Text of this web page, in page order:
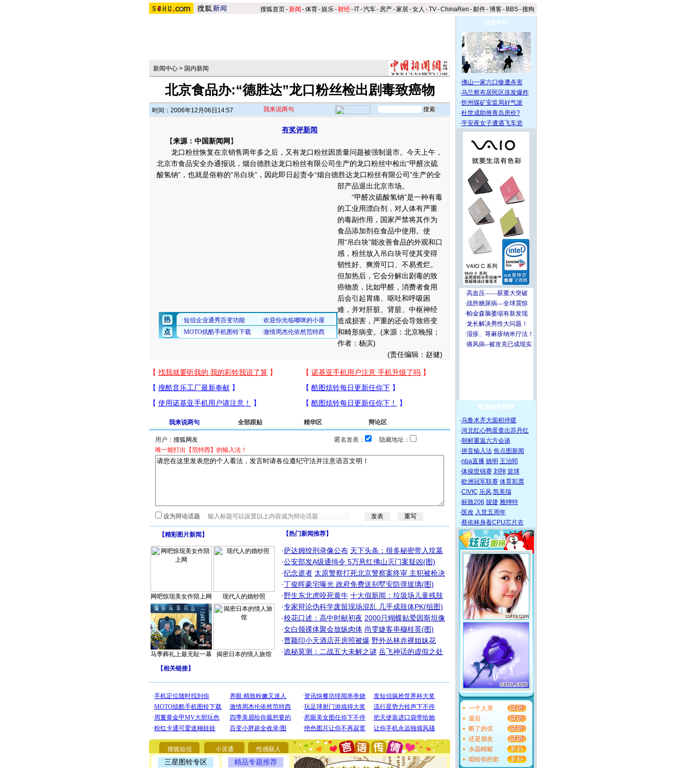
搜狐首页-新闻 -体育-娱乐- 财经- IT-汽车- 房产-家居-女人 -TV-ChinaRen -邮件-博客- BBS-搜狗
新闻中心 > 国内新闻
北京食品办:“德胜达”龙口粉丝检出剧毒致癌物
时间：2006年12月06日14:57 我来说两句
有奖评新闻
【来源：中国新闻网 】
龙口粉丝恢复在京销售两年多之后，又有龙口粉丝因质量问题被强制退市。今天上午，
北京市食品安全办通报说，烟台德胜达龙口粉丝有限公司生产的龙口粉丝中检出“甲醛次硫
酸氢钠”，也就是俗称的“吊白块”，因此即日起责令“烟台德胜达龙口粉丝有限公司”生产的全
部产品退出北京市场。
“甲醛次硫酸氢钠”是一种有毒
的工业用漂白剂，对人体有严重
的毒副作用，国家严禁将其作为
食品添加剂在食品中使用。使
用“吊白块”能改善食品的外观和口
感，粉丝放入吊白块可使其变得
韧性好、爽滑可口、不易煮烂。
但加热后，它会分解出剧毒的致
癌物质，比如甲醛，消费者食用
后会引起胃痛、呕吐和呼吸困
难，并对肝脏、肾脏、中枢神经
造成损害，严重的还会导致癌变
和畸形病变。(来源：北京晚报；
作者：杨滨)
(责任编辑：赵健)
我来说两句 全部跟贴 精华区 辩论区
用户： 匿名发表：
隐藏地址：
唯一能打出【范特西】的输入法！
设为辩论话题
【精彩图片新闻 】
网吧惊现美女作陪上网 现代人的婚纱照
马季葬礼上最无耻一幕 揭密日本的情人旅馆
【热门新闻推荐】
·萨达姆绞刑录像公布 天下头条：很多秘密带入坟墓
·公安部发A级通缉令 5万悬红佛山灭门案疑凶(图)
·纪念逝者 太原警察打死北京警察案终审 主犯被枪决
·丁俊晖豪宅曝光 政府免费送别墅安防弹玻璃(图)
·野生东北虎咬死黄牛 十大假新闻：垃圾场儿童残肢
·专家辩论伪科学废留现场混乱 几乎成肢体PK(组图)
·校花口述：高中时献初夜 2000只蝴蝶贴爱因斯坦像
·女白领祼体聚会放纵肉体 尚雯婕客串穆桂英(图)
·曹颖印小天酒店开房照被爆 野外丛林赤裸姐妹花
·诡秘莫测：二战五大未解之谜 岳飞神话的虚假之处
【相关链接】
搜狐短信 小灵通 性感丽人
三星图铃专区 精品专题推荐
[圣诞节]圣诞节到了，想想没什么送给你的，又不打算给
你太多，只有给你五千万：千万快乐！千万要健康！千万
要平安！千万要知足！千万不要忘记我！
[圣诞节]不只这样的日子才会想起你,而是这样的日子才
能正大光明地骚扰你,告诉你,圣诞要快乐!新年要快乐!天天
点击今日
·佛山一家六口惨遭杀害
·乌兰察布居民区连发爆炸
·忻州煤矿安监局好气派
·杜世成助推青岛房价?
·平安夜女子遭遇飞车党
频道精彩推荐
·乌鲁木齐大面积停暖
·河北红心鸭蛋查出苏丹红
·朝鲜重返六方会谈
·拼音输入法 焦点图新闻
·nba直播 姚明 王治郅
·体操世锦赛 刘翔 篮球
·欧洲冠军联赛 体育彩票
·CIVIC 乐风 凯美瑞
·标致206 骏捷 雅绅特
· 医改 入世五周年
·蔡依林身着CPU芯片衣
一个人哭
退后
断了的弦
还是朋友
水晶蜻蜓
唱给你的歌